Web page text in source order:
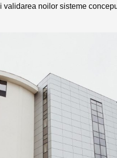
noilor sisteme